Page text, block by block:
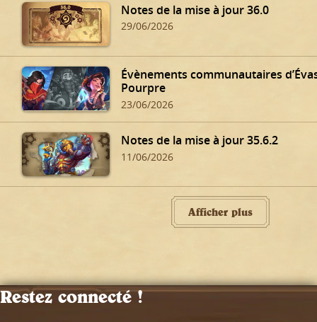
Notes de la mise à jour 36.0
29/06/2026
Évènements communautaires
Pourpre
23/06/2026
Notes de la mise à jour 35.6.2
11/06/2026
Afficher plus
Restez connecté !